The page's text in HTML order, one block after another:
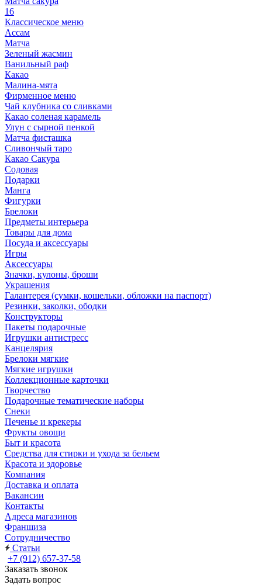
16
Классическое меню
Ассам
Матча
Зеленый жасмин
Ванильный раф
Какао
Малина-мята
Фирменное меню
Чай клубника со сливками
Какао соленая карамель
Улун с сырной пенкой
Матча фисташка
Сливончый таро
Какао Сакура
Содовая
Подарки
Манга
Фигурки
Брелоки
Предметы интерьера
Товары для дома
Посуда и аксессуары
Игры
Аксессуары
Значки, кулоны, броши
Украшения
Галантерея (сумки, кошельки, обложки на паспорт)
Резинки, заколки, ободки
Конструкторы
Пакеты подарочные
Игрушки антистресс
Канцелярия
Брелоки мягкие
Мягкие игрушки
Коллекционные карточки
Творчество
Подарочные тематические наборы
Снеки
Печенье и крекеры
Фрукты овощи
Быт и красота
Средства для стирки и ухода за бельем
Красота и здоровье
Компания
Доставка и оплата
Вакансии
Контакты
Адреса магазинов
Франшиза
Сотрудничество
Статьи
+7 (912) 657-37-58
Заказать звонок
Задать вопрос